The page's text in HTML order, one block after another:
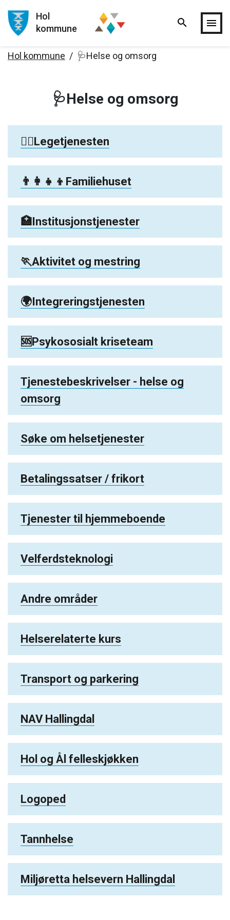
Hopp til hovedinnholdet
Hol
kommune
search menu
Hol kommune 🩺Helse og omsorg
🩺Helse og omsorg
👩‍⚕️Legetjenesten
👨‍👩‍👧‍👦Familiehuset
🏥Institusjonstjenester
🏃Aktivitet og mestring
🌍Integreringstjenesten
🆘Psykososialt kriseteam
Tjenestebeskrivelser - helse og
omsorg
Søke om helsetjenester
Betalingssatser / frikort
Tjenester til hjemmeboende
Velferdsteknologi
Andre områder
Helserelaterte kurs
Transport og parkering
NAV Hallingdal
Hol og Ål felleskjøkken
Logoped
Tannhelse
Miljøretta helsevern Hallingdal